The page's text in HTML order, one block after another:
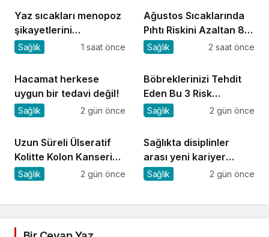
Yaz sıcakları menopoz
şikayetlerini
artırabiliyor!
Sağlık 1 saat önce
Ağustos Sıcaklarında
Pıhtı Riskini Azaltan 8
Öneri
Sağlık 2 saat önce
Hacamat herkese
uygun bir tedavi değil!
Sağlık 2 gün önce
Böbreklerinizi Tehdit
Eden Bu 3 Risk
Faktörüne Dikkat!
Sağlık 2 gün önce
Uzun Süreli Ülseratif
Kolitte Kolon Kanseri
Riski Artıyor mu?
Sağlık 2 gün önce
Sağlıkta disiplinler
arası yeni kariyer
dönemi
Sağlık 2 gün önce